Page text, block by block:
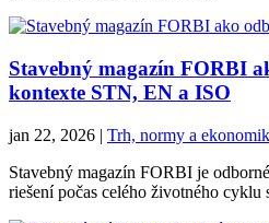
Stavebný magazín FORBI
kontexte STN, EN a ISO
jan 22, 2026 | Trh, normy a
Stavebný magazín FORBI je
riešení počas celého životného